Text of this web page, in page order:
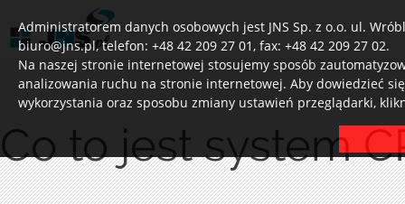
Administratorem danych osobowych jest JNS Sp. z o.o. ul.
biuro@jns.pl, telefon: +48 42 209 27 01, fax: +48 42 209 27 02.
Na naszej stronie internetowej stosujemy sposób
analizowania ruchu na stronie internetowej. Aby dowiedzieć
wykorzystania oraz sposobu zmiany ustawień przeglądarki,
Co to jest system